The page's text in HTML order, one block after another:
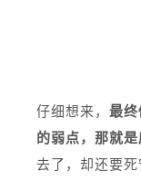
仔细想来， 最
的弱点，那就是
去了，却还要